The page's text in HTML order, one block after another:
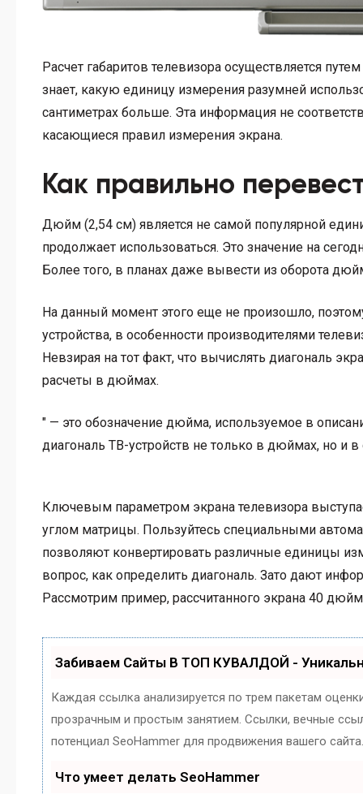
Расчет габаритов телевизора осуществляется
знает, какую единицу измерения разумней
сантиметрах больше. Эта информация не
касающиеся правил измерения экрана.
Как правильно
Дюйм (2,54 см) является не самой популярной
продолжает использоваться. Это значение на
Более того, в планах даже вывести из оборота
На данный момент этого еще не произошло,
устройства, в особенности производителями
Невзирая на тот факт, что вычислять диагональ
расчеты в дюймах.
″ — это обозначение дюйма, используемое в
диагональ ТВ-устройств не только в дюймах, но и в
Ключевым параметром экрана телевизора
углом матрицы. Пользуйтесь специальными
позволяют конвертировать различные единицы
вопрос, как определить диагональ. Зато дают
Рассмотрим пример, рассчитанного экрана 40
Забиваем Сайты В ТОП КУВАЛДОЙ -
Каждая ссылка анализируется по трем пакетам
прозрачным и простым занятием. Ссылки, вечные
потенциал SeoHammer для продвижения вашего сайта.
Что умеет делать SeoHammer